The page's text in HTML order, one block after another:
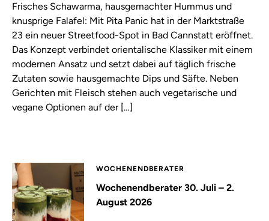
Frisches Schawarma, hausgemachter Hummus und
knusprige Falafel: Mit Pita Panic hat in der Marktstraße
23 ein neuer Streetfood-Spot in Bad Cannstatt eröffnet.
Das Konzept verbindet orientalische Klassiker mit einem
modernen Ansatz und setzt dabei auf täglich frische
Zutaten sowie hausgemachte Dips und Säfte. Neben
Gerichten mit Fleisch stehen auch vegetarische und
vegane Optionen auf der […]
WOCHENENDBERATER
Wochenendberater 30. Juli – 2.
August 2026